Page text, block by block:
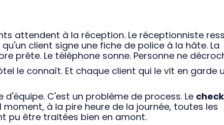
attendent à la réception. Le réceptionniste
client signe une fiche de police à la hâte. La
prête. Le téléphone sonne. Personne ne
le connaît. Et chaque client qui le vit en garde
C'est un problème de process. Le
à la pire heure de la journée, toutes les
pu être traitées bien en amont.